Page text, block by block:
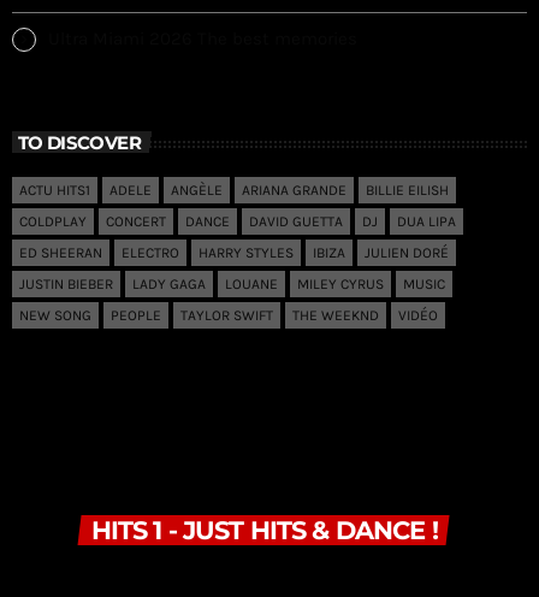
TO DISCOVER
ACTU HITS1 ADELE ANGÈLE ARIANA GRANDE
BILLIE EILISH
COLDPLAY
CONCERT DANCE DAVID GUETTA DJ
DUA LIPA
ED SHEERAN
ELECTRO HARRY STYLES IBIZA
JULIEN DORÉ
JUSTIN BIEBER
LADY GAGA LOUANE MILEY CYRUS
MUSIC
NEW SONG
PEOPLE TAYLOR SWIFT THE WEEKND VIDÉO
HITS 1 - JUST HITS & DANCE !